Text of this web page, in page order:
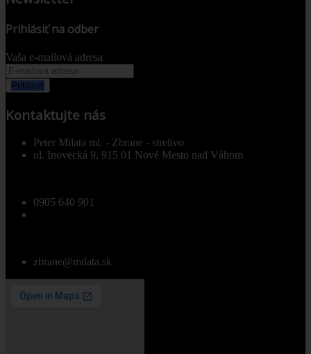
Prihlásiť na odber
Vaša e-mailová adresa
Prihlásiť
Kontaktujte nás
Peter Milata ml. - Zbrane - strelivo
ul. Inovecká 9, 915 01 Nové Mesto nad Váhom
0905 640 901
zbrane@milata.sk